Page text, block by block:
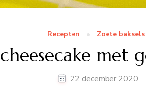
Recepten Zoete baksels
met
22 december 2020